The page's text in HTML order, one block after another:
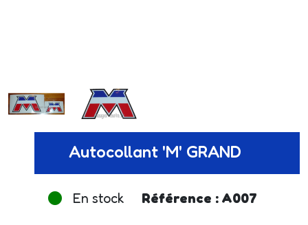
Autocollant 'M' GRAND
En stock Référence : A007